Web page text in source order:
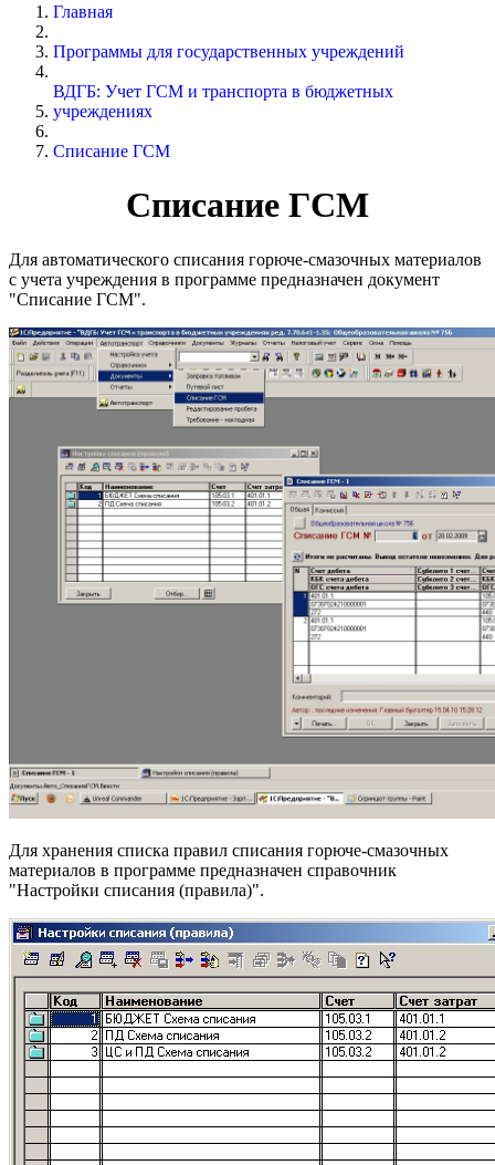
Главная
Программы для государственных учреждений
ВДГБ: Учет ГСМ и транспорта в бюджетных
учреждениях
Списание ГСМ
Списание ГСМ
Для автоматического списания горюче-смазочных материалов
с учета учреждения в программе предназначен документ
"Списание ГСМ".
Для хранения списка правил списания горюче-смазочных
материалов в программе предназначен справочник
"Настройки списания (правила)".